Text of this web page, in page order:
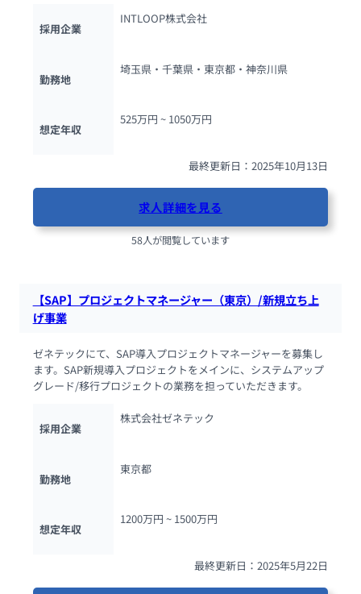
採用企業
INTLOOP株式会社
勤務地
埼玉県・千葉県・東京都・神奈川県
想定年収
525万円 ~ 1050万円
最終更新日：2025年10月13日
求人詳細を見る
58人が閲覧しています
【SAP】プロジェクトマネージャー（東京）/新規立ち上
げ事業
ゼネテックにて、SAP導入プロジェクトマネージャーを募集し
ます。SAP新規導入プロジェクトをメインに、システムアップ
グレード/移行プロジェクトの業務を担っていただきます。
採用企業
株式会社ゼネテック
勤務地
東京都
想定年収
1200万円 ~ 1500万円
最終更新日：2025年5月22日